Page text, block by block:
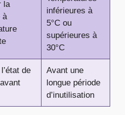
la
à
inférieures à
5°C ou
supérieures à
30°C
de
Avant une
longue période
d’inutilisation